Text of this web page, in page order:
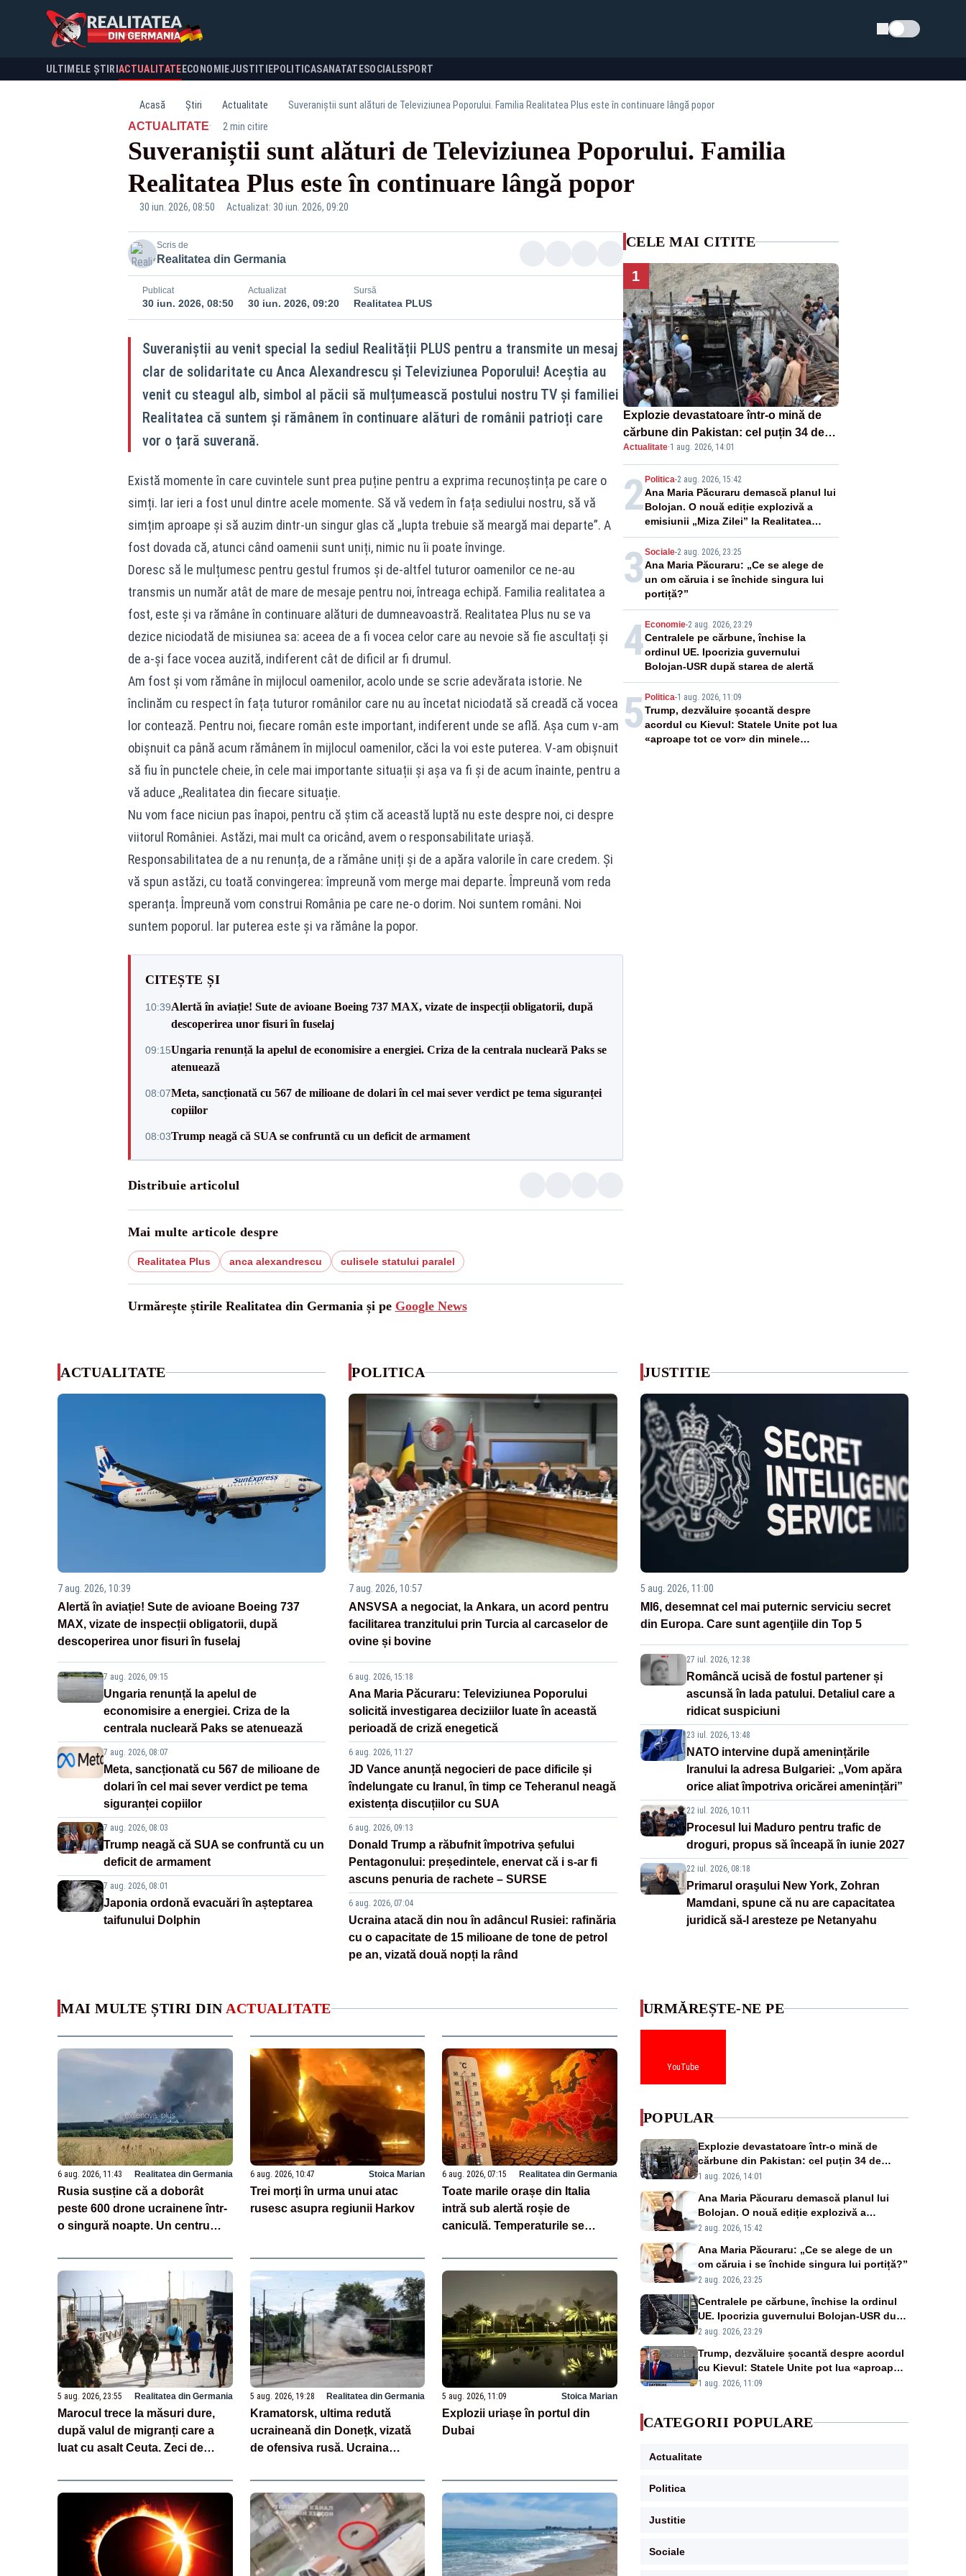
Schimba tema
ULTIMELE ȘTIRI ACTUALITATE ECONOMIEJUSTITIEPOLITICASANATATESOCIALESPORT
Acasă Știri Actualitate Suveraniștii sunt alături de Televiziunea Poporului. Familia Realitatea Plus este în continuare lângă popor
ACTUALITATE· 2 min citire
Suveraniștii sunt alături de Televiziunea Poporului. Familia
Realitatea Plus este în continuare lângă popor
30 iun. 2026, 08:50 Actualizat: 30 iun. 2026, 09:20
Scris de
Realitatea din Germania
Publicat
30 iun. 2026, 08:50
Actualizat
30 iun. 2026, 09:20
Sursă
Realitatea PLUS
Suveraniștii au venit special la sediul Realității PLUS pentru a transmite un mesaj
clar de solidaritate cu Anca Alexandrescu și Televiziunea Poporului! Aceștia au
venit cu steagul alb, simbol al păcii să mulțumească postului nostru TV și familiei
Realitatea că suntem și rămânem în continuare alături de românii patrioți care
vor o țară suverană.
Există momente în care cuvintele sunt prea puține pentru a exprima recunoștința pe care o
simți. Iar ieri a fost unul dintre acele momente. Să vă vedem în fața sediului nostru, să vă
simțim aproape și să auzim dintr-un singur glas că „lupta trebuie să meargă mai departe”. A
fost dovada că, atunci când oamenii sunt uniți, nimic nu îi poate învinge.
Doresc să le mulțumesc pentru gestul frumos și de-altfel tuturor oamenilor ce ne-au
transmis un număr atât de mare de mesaje pentru noi, întreaga echipă. Familia realitatea a
fost, este și va rămâne în continuare alături de dumneavoastră. Realitatea Plus nu se va
dezice niciodată de misiunea sa: aceea de a fi vocea celor care au nevoie să fie ascultați și
de a-și face vocea auzită, indiferent cât de dificil ar fi drumul.
Am fost și vom rămâne în mijlocul oamenilor, acolo unde se scrie adevărata istorie. Ne
înclinăm cu respect în fața tuturor românilor care nu au încetat niciodată să creadă că vocea
lor contează. Pentru noi, fiecare român este important, indiferent unde se află. Așa cum v-am
obișnuit ca până acum rămânem în mijlocul oamenilor, căci la voi este puterea. V-am obișnuit
să fiu în punctele cheie, în cele mai importante situații și așa va fi și de acum înainte, pentru a
vă aduce ,,Realitatea din fiecare situație.
Nu vom face niciun pas înapoi, pentru că știm că această luptă nu este despre noi, ci despre
viitorul României. Astăzi, mai mult ca oricând, avem o responsabilitate uriașă.
Responsabilitatea de a nu renunța, de a rămâne uniți și de a apăra valorile în care credem. Și
vă spun astăzi, cu toată convingerea: împreună vom merge mai departe. Împreună vom reda
speranța. Împreună vom construi România pe care ne-o dorim. Noi suntem români. Noi
suntem poporul. Iar puterea este și va rămâne la popor.
CITEȘTE ȘI
10:39Alertă în aviație! Sute de avioane Boeing 737 MAX, vizate de inspecții obligatorii, după
descoperirea unor fisuri în fuselaj
09:15Ungaria renunță la apelul de economisire a energiei. Criza de la centrala nucleară Paks se
atenuează
08:07Meta, sancționată cu 567 de milioane de dolari în cel mai sever verdict pe tema siguranței
copiilor
08:03Trump neagă că SUA se confruntă cu un deficit de armament
Distribuie articolul
Mai multe articole despre
Realitatea Plus anca alexandrescu culisele statului paralel
Urmărește știrile Realitatea din Germania și pe Google News
CELE MAI CITITE
1
Explozie devastatoare într-o mină de
cărbune din Pakistan: cel puțin 34 de
morți - VIDEO
Actualitate·1 aug. 2026, 14:01
2 Politica-2 aug. 2026, 15:42
Ana Maria Păcuraru demască planul lui
Bolojan. O nouă ediție explozivă a
emisiunii „Miza Zilei” la Realitatea
PLUS
3 Sociale-2 aug. 2026, 23:25
Ana Maria Păcuraru: „Ce se alege de
un om căruia i se închide singura lui
portiță?”
4 Economie-2 aug. 2026, 23:29
Centralele pe cărbune, închise la
ordinul UE. Ipocrizia guvernului
Bolojan-USR după starea de alertă
5 Politica-1 aug. 2026, 11:09
Trump, dezvăluire șocantă despre
acordul cu Kievul: Statele Unite pot lua
«aproape tot ce vor» din minele
ACTUALITATE
7 aug. 2026, 10:39
Alertă în aviație! Sute de avioane Boeing 737
MAX, vizate de inspecții obligatorii, după
descoperirea unor fisuri în fuselaj
7 aug. 2026, 09:15
Ungaria renunță la apelul de
economisire a energiei. Criza de la
centrala nucleară Paks se atenuează
7 aug. 2026, 08:07
Meta, sancționată cu 567 de milioane de
dolari în cel mai sever verdict pe tema
siguranței copiilor
7 aug. 2026, 08:03
Trump neagă că SUA se confruntă cu un
deficit de armament
7 aug. 2026, 08:01
Japonia ordonă evacuări în așteptarea
taifunului Dolphin
POLITICA
7 aug. 2026, 10:57
ANSVSA a negociat, la Ankara, un acord pentru
facilitarea tranzitului prin Turcia al carcaselor de
ovine și bovine
6 aug. 2026, 15:18
Ana Maria Păcuraru: Televiziunea Poporului
solicită investigarea deciziilor luate în această
perioadă de criză enegetică
6 aug. 2026, 11:27
JD Vance anunță negocieri de pace dificile și
îndelungate cu Iranul, în timp ce Teheranul neagă
existența discuțiilor cu SUA
6 aug. 2026, 09:13
Donald Trump a răbufnit împotriva șefului
Pentagonului: președintele, enervat că i s-ar fi
ascuns penuria de rachete – SURSE
6 aug. 2026, 07:04
Ucraina atacă din nou în adâncul Rusiei: rafinăria
cu o capacitate de 15 milioane de tone de petrol
pe an, vizată două nopți la rând
JUSTITIE
5 aug. 2026, 11:00
MI6, desemnat cel mai puternic serviciu secret
din Europa. Care sunt agenţiile din Top 5
27 iul. 2026, 12:38
Româncă ucisă de fostul partener și
ascunsă în lada patului. Detaliul care a
ridicat suspiciuni
23 iul. 2026, 13:48
NATO intervine după amenințările
Iranului la adresa Bulgariei: „Vom apăra
orice aliat împotriva oricărei amenințări”
22 iul. 2026, 10:11
Procesul lui Maduro pentru trafic de
droguri, propus să înceapă în iunie 2027
22 iul. 2026, 08:18
Primarul oraşului New York, Zohran
Mamdani, spune că nu are capacitatea
juridică să-l aresteze pe Netanyahu
MAI MULTE ȘTIRI DIN ACTUALITATE
6 aug. 2026, 11:43 Realitatea din Germania
Rusia susține că a doborât
peste 600 drone ucrainene într-
o singură noapte. Un centru
VIDEO
6 aug. 2026, 10:47 Stoica Marian
Trei morți în urma unui atac
rusesc asupra regiunii Harkov
6 aug. 2026, 07:15 Realitatea din Germania
Toate marile orașe din Italia
intră sub alertă roșie de
caniculă. Temperaturile se
5 aug. 2026, 23:55 Realitatea din Germania
Marocul trece la măsuri dure,
după valul de migranți care a
luat cu asalt Ceuta. Zeci de
5 aug. 2026, 19:28 Realitatea din Germania
Kramatorsk, ultima redută
ucraineană din Donețk, vizată
de ofensiva rusă. Ucraina
copii
5 aug. 2026, 11:09 Stoica Marian
Explozii uriașe în portul din
Dubai
URMĂREȘTE-NE PE
YouTube
POPULAR
Explozie devastatoare într-o mină de
cărbune din Pakistan: cel puțin 34 de
morți - VIDEO
1 aug. 2026, 14:01
Ana Maria Păcuraru demască planul lui
Bolojan. O nouă ediție explozivă a
emisiunii „Miza Zilei” la Realitatea PLUS
2 aug. 2026, 15:42
Ana Maria Păcuraru: „Ce se alege de un
om căruia i se închide singura lui portiță?”
2 aug. 2026, 23:25
Centralele pe cărbune, închise la ordinul
UE. Ipocrizia guvernului Bolojan-USR după
starea de alertă
2 aug. 2026, 23:29
Trump, dezvăluire șocantă despre acordul
cu Kievul: Statele Unite pot lua «aproape
tot ce vor» din minele Ucrainei”
1 aug. 2026, 11:09
CATEGORII POPULARE
Actualitate
Politica
Justitie
Sociale